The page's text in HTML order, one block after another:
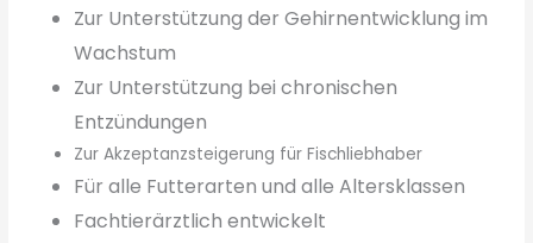
Zur Unterstützung der Gehirnentwicklung im
Wachstum
Zur Unterstützung bei chronischen
Entzündungen
Zur Akzeptanzsteigerung für Fischliebhaber
Für alle Futterarten und alle Altersklassen
Fachtierärztlich entwickelt